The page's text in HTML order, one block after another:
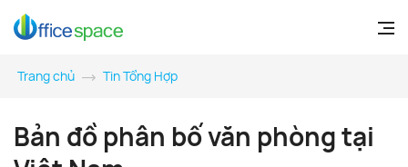
Trang chủ Tin Tổng Hợp
Bản đồ phân bố văn phòng tại